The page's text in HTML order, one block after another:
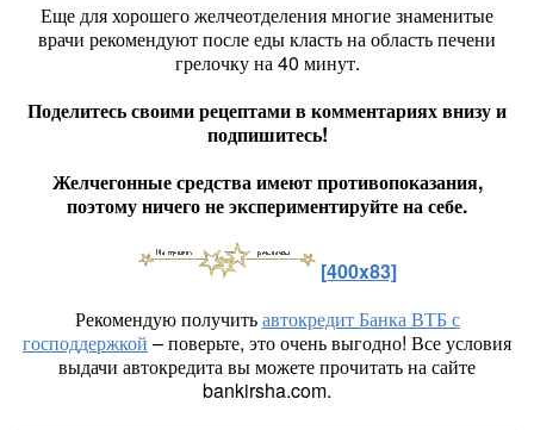
Еще для хорошего желчеотделения многие знаменитые
врачи рекомендуют после еды класть на область печени
грелочку на 40 минут.
Поделитесь своими рецептами в комментариях внизу и
подпишитесь!
Желчегонные средства имеют противопоказания,
поэтому ничего не экспериментируйте на себе.
[400x83]
Рекомендую получитьавтокредит Банка ВТБ с
господдержкой – поверьте, это очень выгодно! Все условия
выдачи автокредита вы можете прочитать на сайте
bankirsha.com.